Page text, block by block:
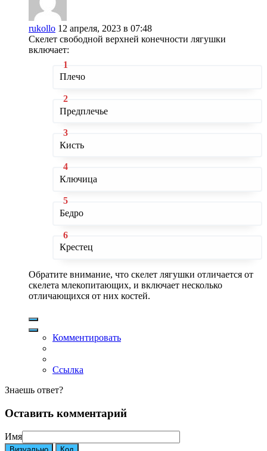
rukollo 12 апреля, 2023 в 07:48
Скелет свободной верхней конечности лягушки
включает:
Плечо
Предплечье
Кисть
Ключица
Бедро
Крестец
Обратите внимание, что скелет лягушки отличается от
скелета млекопитающих, и включает несколько
отличающихся от них костей.
Комментировать
Ссылка
Знаешь ответ?
Оставить комментарий
Имя